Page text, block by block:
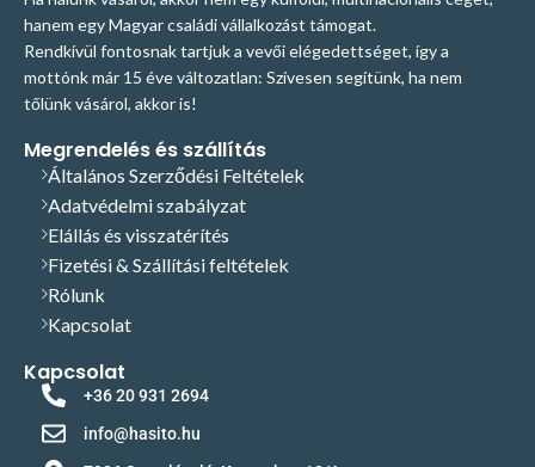
hanem egy Magyar családi vállalkozást támogat.
Rendkívül fontosnak tartjuk a vevői elégedettséget, így a
mottónk már 15 éve változatlan: Szívesen segítünk, ha nem
tőlünk vásárol, akkor is!
Megrendelés és szállítás
Általános Szerződési Feltételek
Adatvédelmi szabályzat
Elállás és visszatérítés
Fizetési & Szállítási feltételek
Rólunk
Kapcsolat
Kapcsolat
+36 20 931 2694
info@hasito.hu